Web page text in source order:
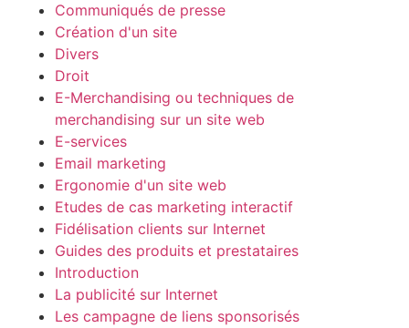
Communiqués de presse
Création d'un site
Divers
Droit
E-Merchandising ou techniques de
merchandising sur un site web
E-services
Email marketing
Ergonomie d'un site web
Etudes de cas marketing interactif
Fidélisation clients sur Internet
Guides des produits et prestataires
Introduction
La publicité sur Internet
Les campagne de liens sponsorisés